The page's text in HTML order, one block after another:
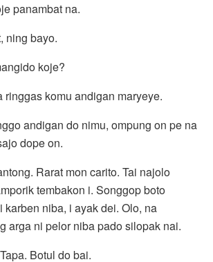
panambat na.
ning bayo.
koje?
ringgas komu andigan maryeye.
andigan do nimu, ompung on pe na
dope on.
Rarat mon carito. Tai najolo
tembakon i. Songgop boto
niba, i ayak dei. Olo, na
arga ni pelor niba pado silopak nai.
Botul do bai.